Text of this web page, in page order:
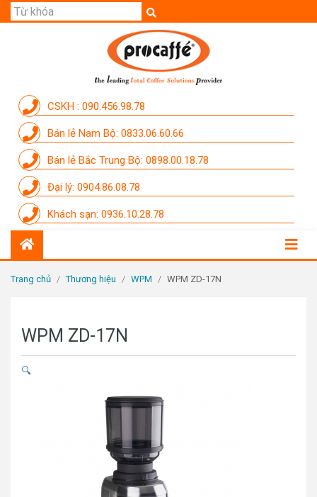
CSKH : 090.456.98.78
Bán lẻ Nam Bộ: 0833.06.60.66
Bán lẻ Bắc Trung Bộ: 0898.00.18.78
Đại lý: 0904.86.08.78
Khách sạn: 0936.10.28.78
DỊCH VỤ
CẨM NANG
THÀNH VIÊN PROCAFFE
KHUYẾN MÃI
SỰ KIỆN THƯƠNG HIỆU
LIÊN HỆ
Trang chủ / Thương hiệu / WPM / WPM ZD-17N
WPM ZD-17N
🔍